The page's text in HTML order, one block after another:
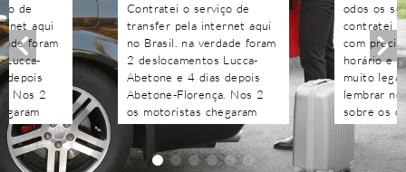
de
aqui
foram
Lucca-
depois
Nos 2
Contratei o serviço de
transfer pela internet aqui
no Brasil. na verdade foram
2 deslocamentos Lucca-
Abetone e 4 dias depois
Abetone-Florença. Nos 2
os motoristas chegaram
antes do horário
combinado, nos aguardaram
e foram muito atenciosos.
odos os
contratei
com
horário e
muito
lembrar
sobre os
agendados
às
recebidas